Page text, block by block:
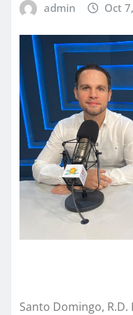
admin Oct
Santo Domingo,